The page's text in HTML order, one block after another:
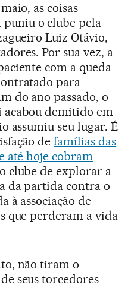
as coisas
o clube pela
Luiz Otávio,
Por sua vez, a
com a queda
para
do ano passado, o
demitido em
assumiu seu lugar. É
defamílias das
até hoje cobram
clube de explorar a
da partida contra o
à associação de
que perderam a vida
não tiram o
seus torcedores